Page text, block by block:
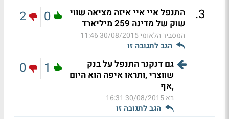
3
.
התנפל איי איי איזה מציאה שווי
שוק של מדינה 259 מיליארד
המסביר הלאומי30/08/2015 11:46
הגב לתגובה זו
0
2
גם דנקנר התנפל על בנק
שווצרי ,ותראו איפה הוא היום
,אף
בא30/08/2015 16:31
הגב לתגובה זו
1
0